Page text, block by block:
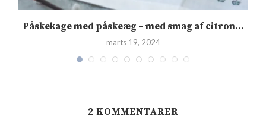
Påskekage med påskeæg – med smag af citron...
marts 19, 2024
2 KOMMENTARER